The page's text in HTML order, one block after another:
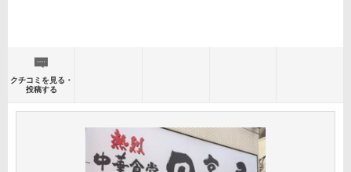
クチコミを見る・
投稿する